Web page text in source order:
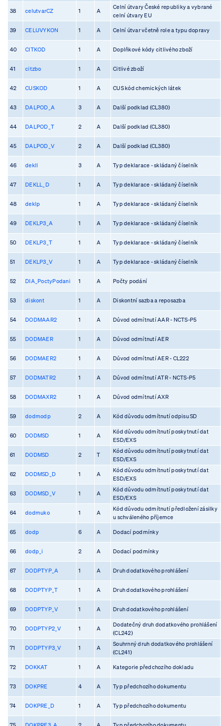
38 celutvarCZ 1 A
Celní útvary České republiky a vybrané
celní útvary EU
39 CELUVYKON 1 A Celní útvar včetně role a typu dopravy
40 CITKOD 1 A Doplňkové kódy citlivého zboží
41 citzbo 1 A Citlivé zboží
42 CUSKOD 1 A CUS kód chemických látek
43 DALPOD_A 3 A Další podklad (CL380)
44 DALPOD_T 2 A Další podklad (CL380)
45 DALPOD_V 2 A Další podklad (CL380)
46 dekll 3 A Typ deklarace - skládaný číselník
47 DEKLL_D 1 A Typ deklarace - skládaný číselník
48 deklp 1 A Typ deklarace - skládaný číselník
49 DEKLP3_A 1 A Typ deklarace - skládaný číselník
50 DEKLP3_T 1 A Typ deklarace - skládaný číselník
51 DEKLP3_V 1 A Typ deklarace - skládaný číselník
52 DIA_PoctyPodani 1 A Počty podání
53 diskont 1 A Diskontní sazba a reposazba
54 DODMAAR2 1 A Důvod odmítnutí AAR - NCTS-P5
55 DODMAER 1 A Důvod odmítnutí AER
56 DODMAER2 1 A Důvod odmítnutí AER - CL222
57 DODMATR2 1 A Důvod odmítnutí ATR - NCTS-P5
58 DODMAXR2 1 A Důvod odmítnutí AXR
59 dodmodp 2 A Kód důvodu odmítnutí odpisu SD
60 DODMSD 1 A
Kód důvodu odmítnutí poskytnutí dat
ESD/EXS
61 DODMSD 2 T
Kód důvodu odmítnutí poskytnutí dat
ESD/EXS
62 DODMSD_D 1 A
Kód důvodu odmítnutí poskytnutí dat
ESD/EXS
63 DODMSD_V 1 A
Kód důvodu odmítnutí poskytnutí dat
ESD/EXS
64 dodmuko 1 A
Kód důvodu odmítnutí předložení zásilky
u schváleného příjemce
65 dodp 6 A Dodací podmínky
66 dodp_i 2 A Dodací podmínky
67 DODPTYP_A 1 A Druh dodatkového prohlášení
68 DODPTYP_T 1 A Druh dodatkového prohlášení
69 DODPTYP_V 1 A Druh dodatkového prohlášení
70 DODPTYP2_V 1 A
Dodatečný druh dodatkového prohlášení
(CL242)
71 DODPTYP3_V 1 A
Souhrnný druh dodatkového prohlášení
(CL241)
72 DOKKAT 1 A Kategorie předchozího dokladu
73 DOKPRE 4 A Typ předchozího dokumentu
74 DOKPRE_D 1 A Typ předchozího dokumentu